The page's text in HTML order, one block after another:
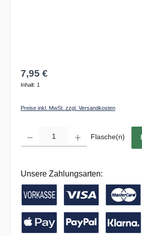
7,95 €
Inhalt: 1
Preise inkl. MwSt. zzgl. Versandkosten
Flasche(n)
Unsere Zahlungsarten:
Vorkasse / Banküberweisung
Kreditkarte